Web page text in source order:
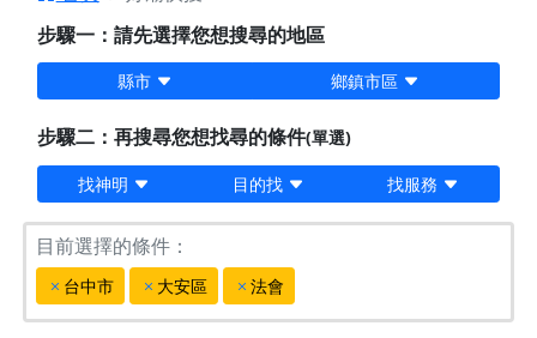
步驟一：請先選擇您想搜尋的地區
縣市 鄉鎮市區
步驟二：再搜尋您想找尋的條件(單選)
找神明 目的找 找服務
目前選擇的條件：
台中市 大安區 法會